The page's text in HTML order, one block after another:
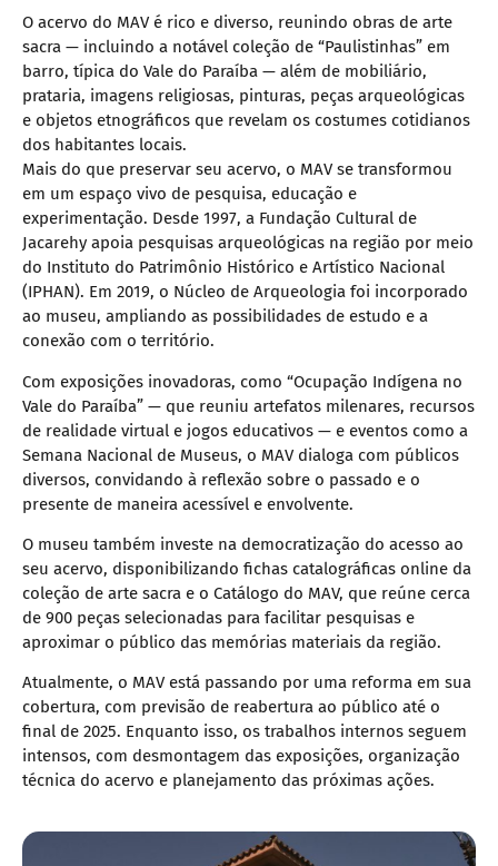
O acervo do MAV é rico e diverso, reunindo obras de arte
sacra — incluindo a notável coleção de “Paulistinhas” em
barro, típica do Vale do Paraíba — além de mobiliário,
prataria, imagens religiosas, pinturas, peças arqueológicas
e objetos etnográficos que revelam os costumes cotidianos
dos habitantes locais.
Mais do que preservar seu acervo, o MAV se transformou
em um espaço vivo de pesquisa, educação e
experimentação. Desde 1997, a Fundação Cultural de
Jacarehy apoia pesquisas arqueológicas na região por meio
do Instituto do Patrimônio Histórico e Artístico Nacional
(IPHAN). Em 2019, o Núcleo de Arqueologia foi incorporado
ao museu, ampliando as possibilidades de estudo e a
conexão com o território.
Com exposições inovadoras, como “Ocupação Indígena no
Vale do Paraíba” — que reuniu artefatos milenares, recursos
de realidade virtual e jogos educativos — e eventos como a
Semana Nacional de Museus, o MAV dialoga com públicos
diversos, convidando à reflexão sobre o passado e o
presente de maneira acessível e envolvente.
O museu também investe na democratização do acesso ao
seu acervo, disponibilizando fichas catalográficas online da
coleção de arte sacra e o Catálogo do MAV, que reúne cerca
de 900 peças selecionadas para facilitar pesquisas e
aproximar o público das memórias materiais da região.
Atualmente, o MAV está passando por uma reforma em sua
cobertura, com previsão de reabertura ao público até o
final de 2025. Enquanto isso, os trabalhos internos seguem
intensos, com desmontagem das exposições, organização
técnica do acervo e planejamento das próximas ações.